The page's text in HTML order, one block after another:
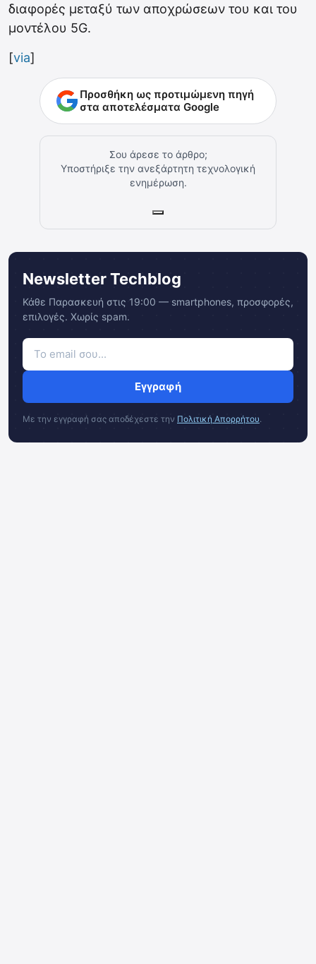
διαφορές μεταξύ των αποχρώσεων του και του
μοντέλου 5G.
[via]
Προσθήκη ως προτιμώμενη πηγή
στα αποτελέσματα Google
Σου άρεσε το άρθρο;
Υποστήριξε την ανεξάρτητη τεχνολογική
ενημέρωση.
Newsletter Techblog
Κάθε Παρασκευή στις 19:00 — smartphones, προσφορές,
επιλογές. Χωρίς spam.
Εγγραφή
Με την εγγραφή σας αποδέχεστε την Πολιτική Απορρήτου.